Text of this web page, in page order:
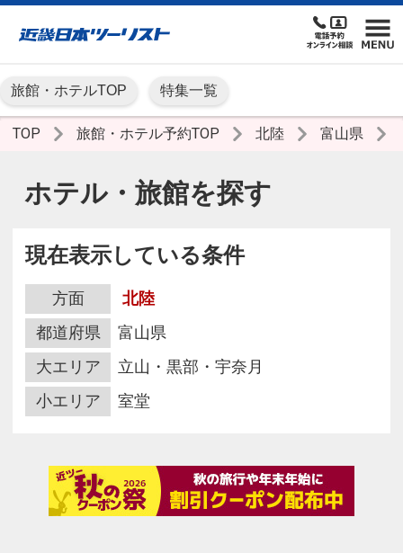
旅館・ホテルTOP 特集一覧
TOP 旅館・ホテル予約TOP 北陸 富山県
ホテル・旅館を探す
現在表示している条件
方面
北陸
都道府県
富山県
大エリア
立山・黒部・宇奈月
小エリア
室堂